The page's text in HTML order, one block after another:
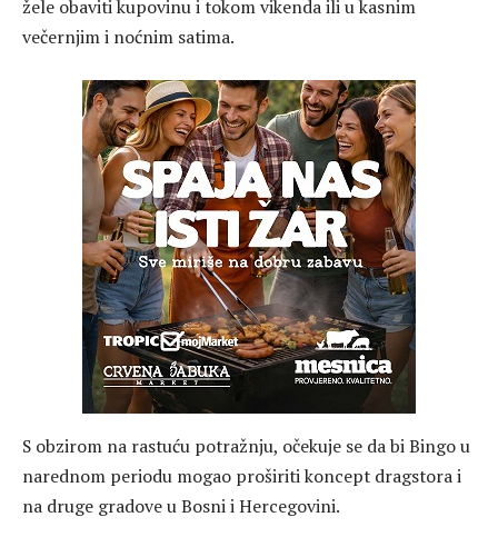
žele obaviti kupovinu i tokom vikenda ili u kasnim
večernjim i noćnim satima.
S obzirom na rastuću potražnju, očekuje se da bi Bingo u
narednom periodu mogao proširiti koncept dragstora i
na druge gradove u Bosni i Hercegovini.